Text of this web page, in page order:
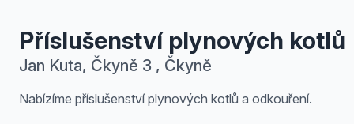
Příslušenství plynových kotlů
Jan Kuta, Čkyně 3 , Čkyně
Nabízíme příslušenství plynových kotlů a odkouření.